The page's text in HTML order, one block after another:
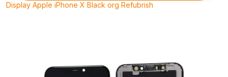
Display Apple iPhone X Black org Refubrish